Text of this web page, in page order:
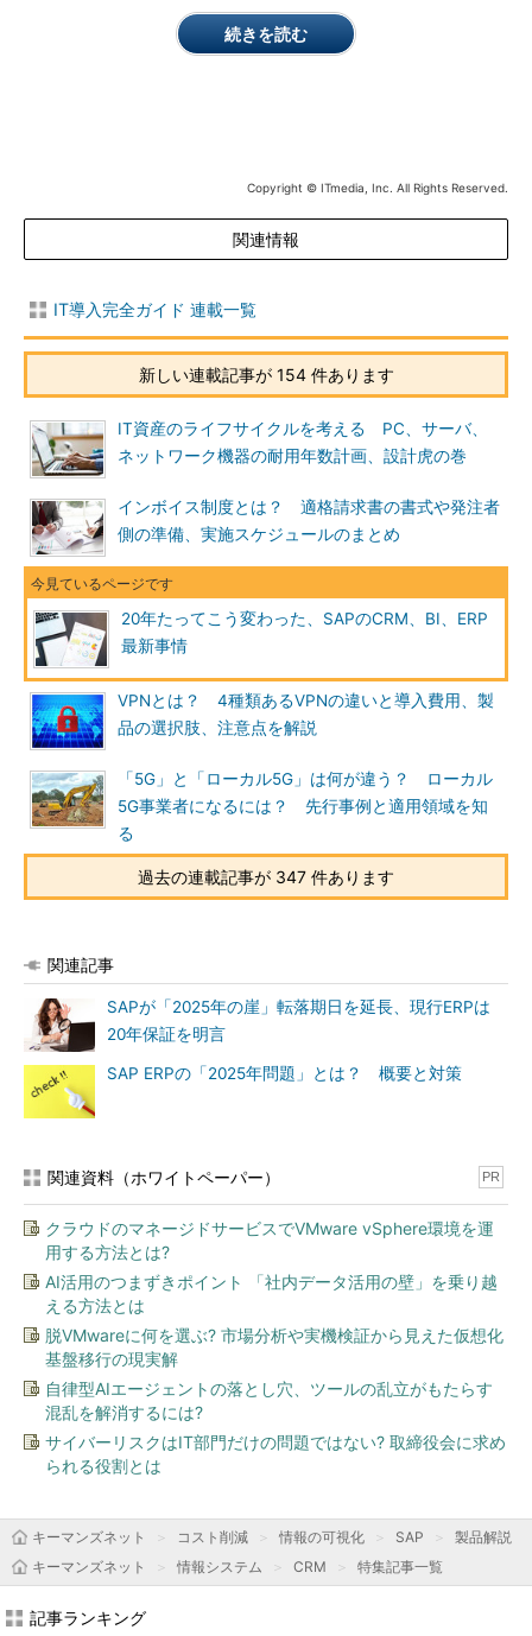
続きを読む
Copyright © ITmedia, Inc. All Rights Reserved.
関連情報
IT導入完全ガイド 連載一覧
新しい連載記事が 154 件あります
IT資産のライフサイクルを考える PC、サーバ、
ネットワーク機器の耐用年数計画、設計虎の巻
インボイス制度とは？ 適格請求書の書式や発注者
側の準備、実施スケジュールのまとめ
20年たってこう変わった、SAPのCRM、BI、ERP
最新事情
VPNとは？ 4種類あるVPNの違いと導入費用、製
品の選択肢、注意点を解説
「5G」と「ローカル5G」は何が違う？ ローカル
5G事業者になるには？ 先行事例と適用領域を知
る
過去の連載記事が 347 件あります
関連記事
SAPが「2025年の崖」転落期日を延長、現行ERPは
20年保証を明言
SAP ERPの「2025年問題」とは？ 概要と対策
関連資料（ホワイトペーパー） PR
クラウドのマネージドサービスでVMware vSphere環境を運
用する方法とは?
AI活用のつまずきポイント 「社内データ活用の壁」を乗り越
える方法とは
脱VMwareに何を選ぶ? 市場分析や実機検証から見えた仮想化
基盤移行の現実解
自律型AIエージェントの落とし穴、ツールの乱立がもたらす
混乱を解消するには?
サイバーリスクはIT部門だけの問題ではない? 取締役会に求め
られる役割とは
キーマンズネット コスト削減 情報の可視化 SAP
製品解説
キーマンズネット
情報システム CRM 特集記事一覧
記事ランキング